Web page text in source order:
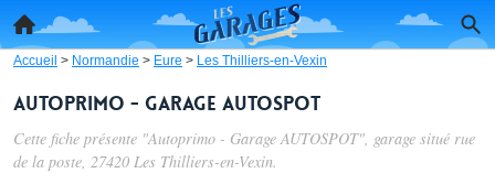
Accueil > Normandie > Eure > Les Thilliers-en-Vexin
Autoprimo - Garage AUTOSPOT
Cette fiche présente "Autoprimo - Garage AUTOSPOT", garage situé rue
de la poste, 27420 Les Thilliers-en-Vexin.